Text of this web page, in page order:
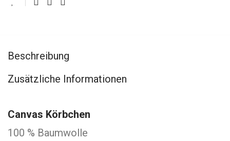
Beschreibung
Zusätzliche Informationen
Canvas Körbchen
100 % Baumwolle